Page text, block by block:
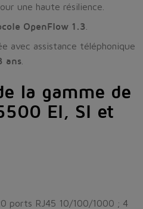
une haute résilience.
OpenFlow 1.3
avec assistance téléphonique
ans
la gamme de
EI, SI et
ports RJ45 10/100/1000 ; 4